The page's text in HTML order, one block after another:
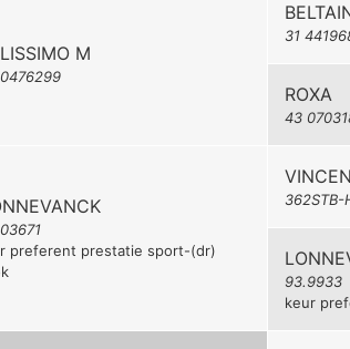
M
31
ROXA
43
preferent prestatie sport-(dr)
362STB-
93.9933
keur